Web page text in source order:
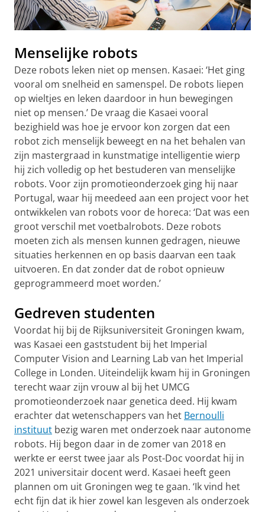
Menselijke robots
Deze robots leken niet op mensen. Kasaei: ‘Het ging
vooral om snelheid en samenspel. De robots liepen
op wieltjes en leken daardoor in hun bewegingen
niet op mensen.’ De vraag die Kasaei vooral
bezighield was hoe je ervoor kon zorgen dat een
robot zich menselijk beweegt en na het behalen van
zijn mastergraad in kunstmatige intelligentie wierp
hij zich volledig op het bestuderen van menselijke
robots. Voor zijn promotieonderzoek ging hij naar
Portugal, waar hij meedeed aan een project voor het
ontwikkelen van robots voor de horeca: ‘Dat was een
groot verschil met voetbalrobots. Deze robots
moeten zich als mensen kunnen gedragen, nieuwe
situaties herkennen en op basis daarvan een taak
uitvoeren. En dat zonder dat de robot opnieuw
geprogrammeerd moet worden.’
Gedreven studenten
Voordat hij bij de Rijksuniversiteit Groningen kwam,
was Kasaei een gaststudent bij het Imperial
Computer Vision and Learning Lab van het Imperial
College in Londen. Uiteindelijk kwam hij in Groningen
terecht waar zijn vrouw al bij het UMCG
promotieonderzoek naar genetica deed. Hij kwam
erachter dat wetenschappers van het Bernoulli
instituut bezig waren met onderzoek naar autonome
robots. Hij begon daar in de zomer van 2018 en
werkte er eerst twee jaar als Post-Doc voordat hij in
2021 universitair docent werd. Kasaei heeft geen
plannen om uit Groningen weg te gaan. ‘Ik vind het
echt fijn dat ik hier zowel kan lesgeven als onderzoek